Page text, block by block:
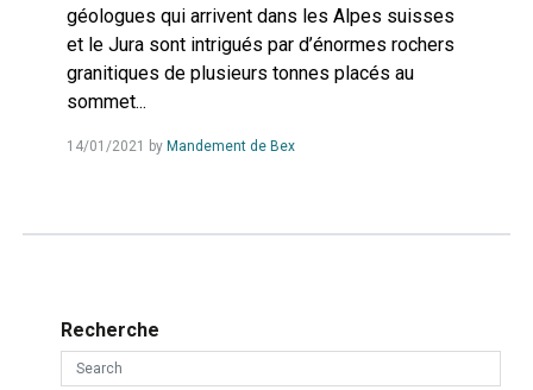
géologues qui arrivent dans les Alpes suisses
et le Jura sont intrigués par d’énormes rochers
granitiques de plusieurs tonnes placés au
sommet...
14/01/2021 by Mandement de BexRead
Recherche